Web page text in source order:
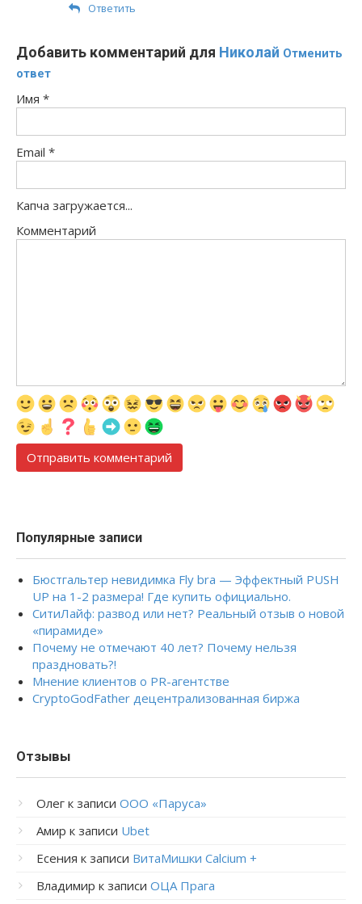
Ответить
Добавить комментарий для Николай Отменить
ответ
Имя *
Email *
Капча загружается...
Комментарий
Популярные записи
Бюстгальтер невидимка Fly bra — Эффектный PUSH
UP на 1-2 размера! Где купить официально.
СитиЛайф: развод или нет? Реальный отзыв о новой
«пирамиде»
Почему не отмечают 40 лет? Почему нельзя
праздновать?!
Мнение клиентов о PR-агентстве
CryptoGodFather децентрализованная биржа
Отзывы
Олег к записи ООО «Паруса»
Амир к записи Ubet
Есения к записи ВитаМишки Calcium +
Владимир к записи ОЦА Прага